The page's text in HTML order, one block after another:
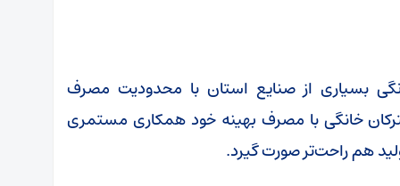
بسیاری از صنایع استان با محدودیت مصرف
خانگی با مصرف بهینه خود همکاری مستمری
هم راحت‌تر صورت گیرد.